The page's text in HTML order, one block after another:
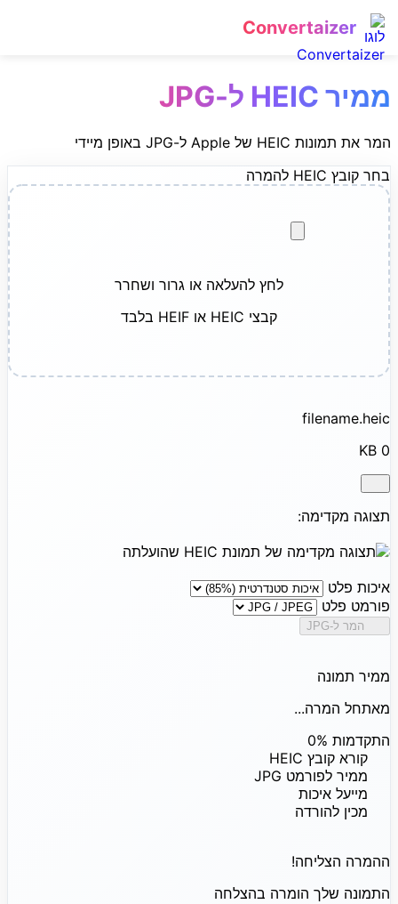
Convertaizer
ממיר HEIC ל-JPG
המר את תמונות HEIC של Apple ל-JPG באופן מיידי
בחר קובץ HEIC להמרה
לחץ להעלאה או גרור ושחרר
קבצי HEIC או HEIF בלבד
filename.heic
0 KB
תצוגה מקדימה:
איכות פלט
פורמט פלט
ממיר תמונה
מאתחל המרה...
התקדמות 0%
קורא קובץ HEIC
ממיר לפורמט JPG
מייעל איכות
מכין להורדה
ההמרה הצליחה!
התמונה שלך הומרה בהצלחה